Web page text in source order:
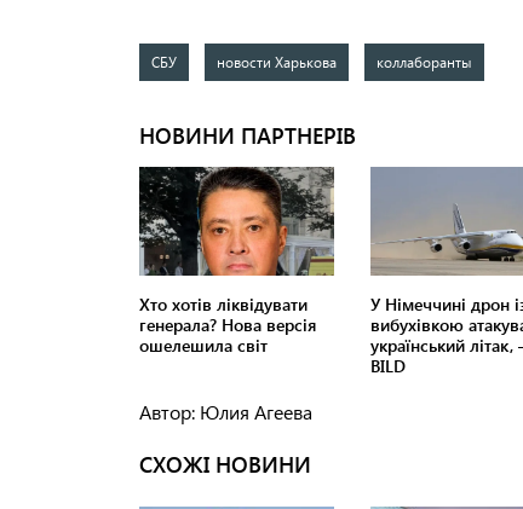
СБУ новости Харькова коллаборанты
Автор: Юлия Агеева
СХОЖІ НОВИНИ